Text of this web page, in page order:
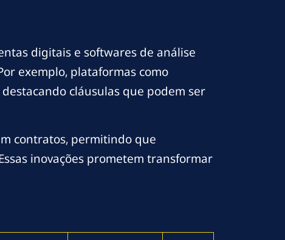
digitais e softwares de análise
exemplo, plataformas como
cláusulas que podem ser
contratos, permitindo que
inovações prometem transformar